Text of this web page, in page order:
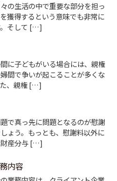
々の生活の中で重要な部分を担っ
獲得するという意味でも非常に
そして […]
に子どもがいる場合には、親権
間で争いが起こることが多くな
、親権 […]
で真っ先に問題となるのが慰謝
ょう。もっとも、慰謝料以外に
財産分与 […]
内容